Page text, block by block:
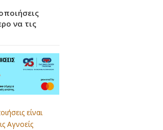
να τις
είναι
Αγνοείς